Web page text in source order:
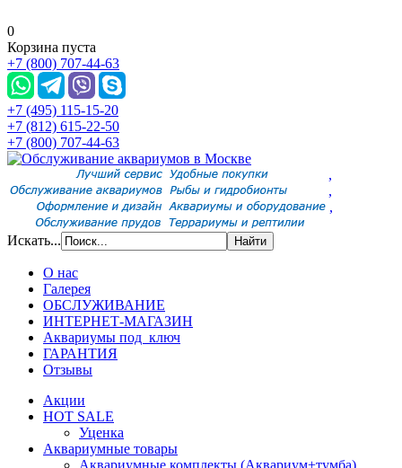
0
Корзина пуста
+7 (800) 707-44-63
+7 (495) 115-15-20
+7 (812) 615-22-50
+7 (800) 707-44-63
,
,
,
Искать...
О нас
Галерея
ОБСЛУЖИВАНИЕ
ИНТЕРНЕТ-МАГАЗИН
Аквариумы под ключ
ГАРАНТИЯ
Отзывы
Акции
HOT SALE
Уценка
Аквариумные товары
Аквариумные комплекты (Аквариум+тумба)